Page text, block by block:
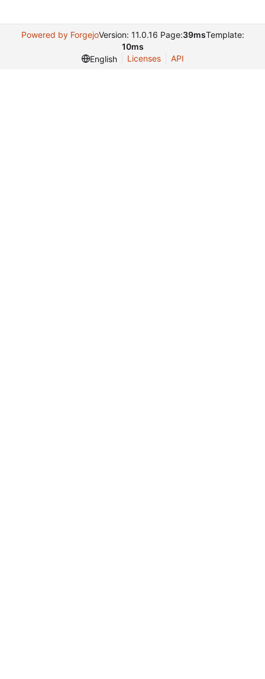
Powered by ForgejoVersion: 11.0.16 Page:39msTemplate:
10ms
English
Licenses API